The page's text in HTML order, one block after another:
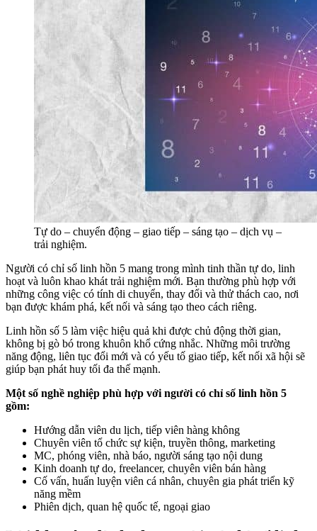
Tự do – chuyển động – giao tiếp – sáng tạo – dịch vụ –
trải nghiệm.
Người có chỉ số linh hồn 5 mang trong mình tinh thần tự do, linh
hoạt và luôn khao khát trải nghiệm mới. Bạn thường phù hợp với
những công việc có tính di chuyển, thay đổi và thử thách cao, nơi
bạn được khám phá, kết nối và sáng tạo theo cách riêng.
Linh hồn số 5 làm việc hiệu quả khi được chủ động thời gian,
không bị gò bó trong khuôn khổ cứng nhắc. Những môi trường
năng động, liên tục đổi mới và có yếu tố giao tiếp, kết nối xã hội sẽ
giúp bạn phát huy tối đa thế mạnh.
Một số nghề nghiệp phù hợp với người có chỉ số linh hồn 5
gồm:
Hướng dẫn viên du lịch, tiếp viên hàng không
Chuyên viên tổ chức sự kiện, truyền thông, marketing
MC, phóng viên, nhà báo, người sáng tạo nội dung
Kinh doanh tự do, freelancer, chuyên viên bán hàng
Cố vấn, huấn luyện viên cá nhân, chuyên gia phát triển kỹ
năng mềm
Phiên dịch, quan hệ quốc tế, ngoại giao